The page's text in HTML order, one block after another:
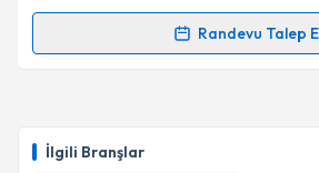
İlgili Branşlar
Takvim Talebini
Randevu Talep
Randevu Takvimi Talebi
takvim hazırlandığında e-posta ile